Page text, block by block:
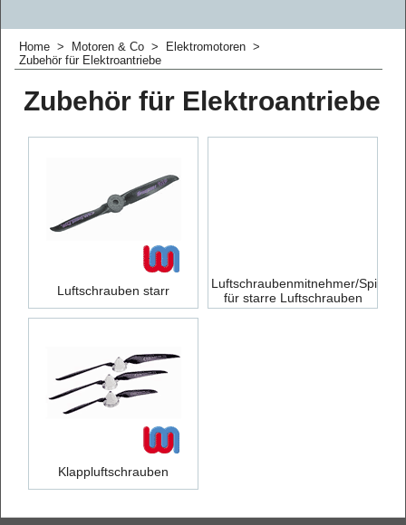
Home > Motoren & Co > Elektromotoren >
Zubehör für Elektroantriebe
Zubehör für Elektroantriebe
Luftschrauben starr
Luftschraubenmitnehmer/Spinner
für starre Luftschrauben
Klappluftschrauben